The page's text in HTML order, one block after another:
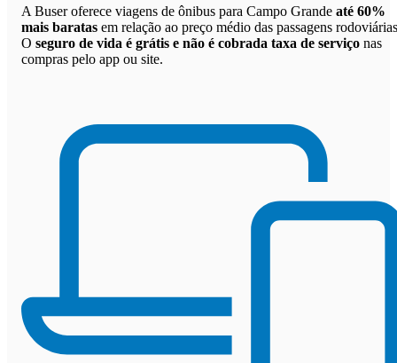
A Buser oferece viagens de ônibus para Campo Grande até 60%
mais baratas em relação ao preço médio das passagens
O seguro de vida é grátis e não é cobrada taxa de serviço nas
compras pelo app ou site.